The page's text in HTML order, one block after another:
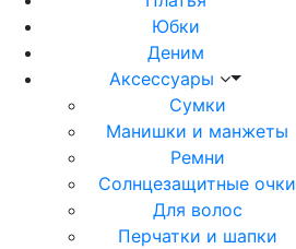
Юбки
Деним
Аксессуары
Сумки
Манишки и манжеты
Ремни
Солнцезащитные очки
Для волос
Перчатки и шапки